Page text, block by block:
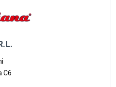
C6